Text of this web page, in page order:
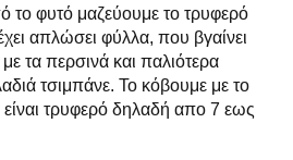
το φυτό μαζεύουμε το τρυφερό
απλώσει φύλλα, που βγαίνει
τα περσινά και παλιότερα
τσιμπάνε. Το κόβουμε με το
τρυφερό δηλαδή απο 7 εως